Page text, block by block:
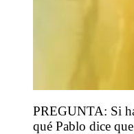
PREGUNTA: Si
qué Pablo dice